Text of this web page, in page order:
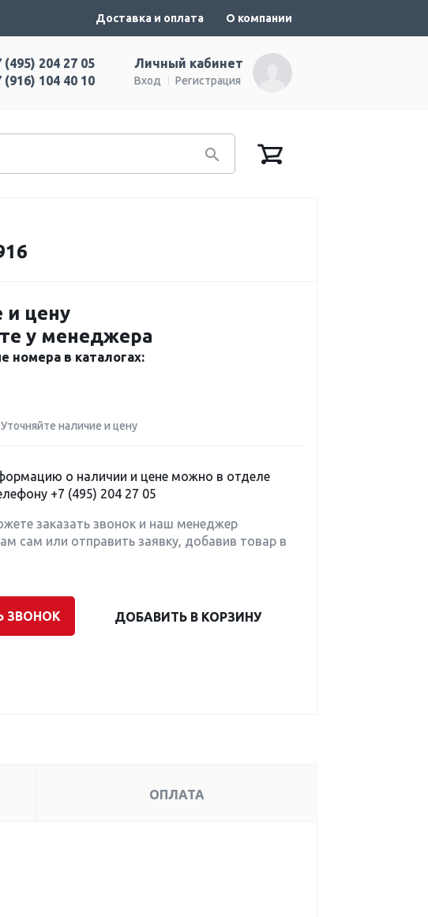
Доставка и оплата О компании
Личный кабинет
Вход Регистрация
(495) 204 27 05
(916) 104 40 10
и цену
у менеджера
номера в каталогах:
наличие и цену
о наличии и цене можно в отделе
+7 (495) 204 27 05
заказать звонок и наш менеджер
сам или отправить заявку, добавив товар в
ЗВОНОК ДОБАВИТЬ В КОРЗИНУ
ОПЛАТА